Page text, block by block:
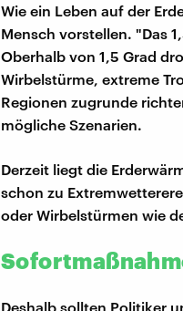
Wie ein Leben auf der
Mensch vorstellen. "Das
Oberhalb von 1,5 Grad
Wirbelstürme, extreme
Regionen zugrunde
mögliche Szenarien.
Derzeit liegt die
schon zu
oder Wirbelstürmen wie
Deshalb sollten Politiker